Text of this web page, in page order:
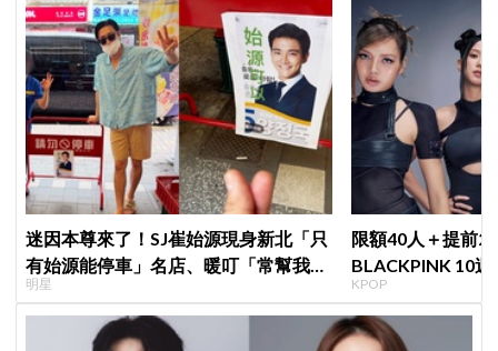
迷因本尊來了！SJ崔始源現身新北「只
有始源能停車」名店、暖叮「常幫我換
照片」，店家尖叫合照網笑翻：這輩子
不能脫粉了
明星
限額40人＋提前2
BLACKPINK 10
衍」，YG急證實
KPOP